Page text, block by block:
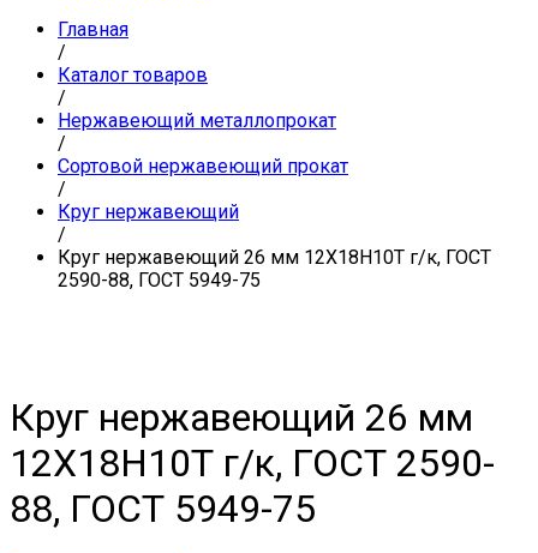
Главная
/
Каталог товаров
/
Нержавеющий металлопрокат
/
Сортовой нержавеющий прокат
/
Круг нержавеющий
/
Круг нержавеющий 26 мм 12Х18Н10Т г/к, ГОСТ
2590-88, ГОСТ 5949-75
Круг нержавеющий 26 мм
12Х18Н10Т г/к, ГОСТ 2590-
88, ГОСТ 5949-75